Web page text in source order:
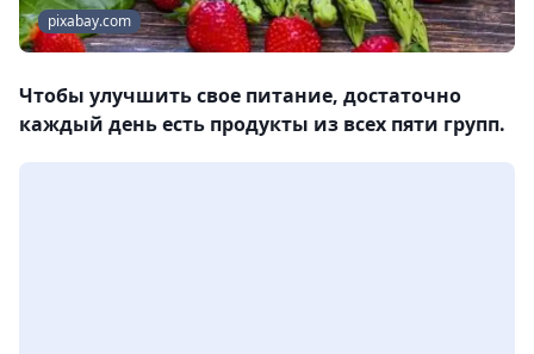
pixabay.com
Чтобы улучшить свое питание, достаточно
каждый день есть продукты из всех пяти групп.